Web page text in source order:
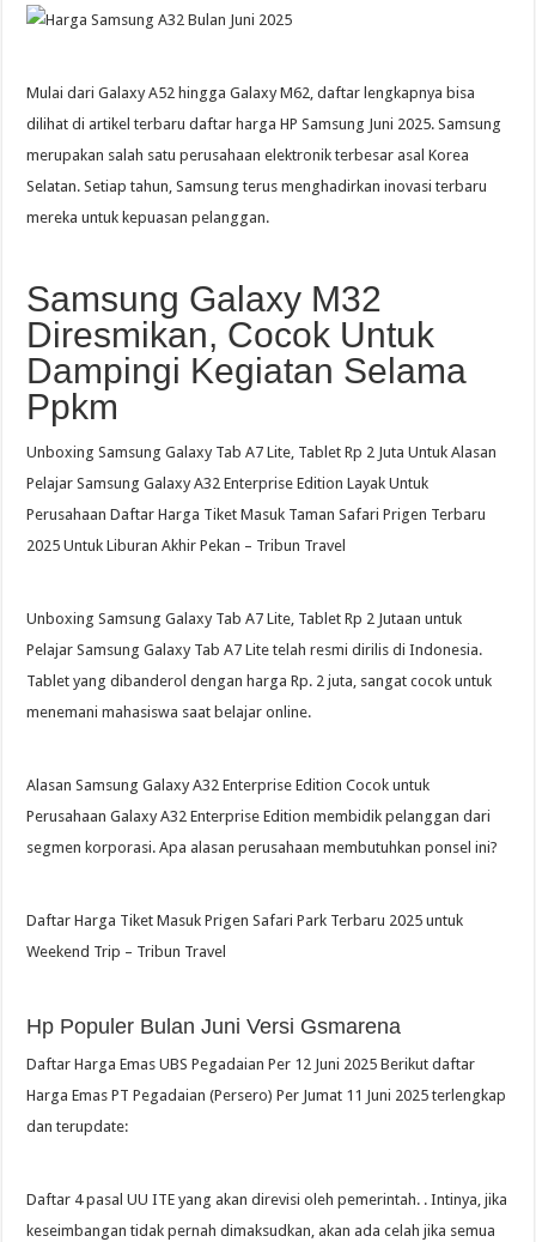
Mulai dari Galaxy A52 hingga Galaxy M62, daftar lengkapnya bisa
dilihat di artikel terbaru daftar harga HP Samsung Juni 2025. Samsung
merupakan salah satu perusahaan elektronik terbesar asal Korea
Selatan. Setiap tahun, Samsung terus menghadirkan inovasi terbaru
mereka untuk kepuasan pelanggan.
Samsung Galaxy M32
Diresmikan, Cocok Untuk
Dampingi Kegiatan Selama
Ppkm
Unboxing Samsung Galaxy Tab A7 Lite, Tablet Rp 2 Juta Untuk Alasan
Pelajar Samsung Galaxy A32 Enterprise Edition Layak Untuk
Perusahaan Daftar Harga Tiket Masuk Taman Safari Prigen Terbaru
2025 Untuk Liburan Akhir Pekan – Tribun Travel
Unboxing Samsung Galaxy Tab A7 Lite, Tablet Rp 2 Jutaan untuk
Pelajar Samsung Galaxy Tab A7 Lite telah resmi dirilis di Indonesia.
Tablet yang dibanderol dengan harga Rp. 2 juta, sangat cocok untuk
menemani mahasiswa saat belajar online.
Alasan Samsung Galaxy A32 Enterprise Edition Cocok untuk
Perusahaan Galaxy A32 Enterprise Edition membidik pelanggan dari
segmen korporasi. Apa alasan perusahaan membutuhkan ponsel ini?
Daftar Harga Tiket Masuk Prigen Safari Park Terbaru 2025 untuk
Weekend Trip – Tribun Travel
Hp Populer Bulan Juni Versi Gsmarena
Daftar Harga Emas UBS Pegadaian Per 12 Juni 2025 Berikut daftar
Harga Emas PT Pegadaian (Persero) Per Jumat 11 Juni 2025 terlengkap
dan terupdate:
Daftar 4 pasal UU ITE yang akan direvisi oleh pemerintah. . Intinya, jika
keseimbangan tidak pernah dimaksudkan, akan ada celah jika semua